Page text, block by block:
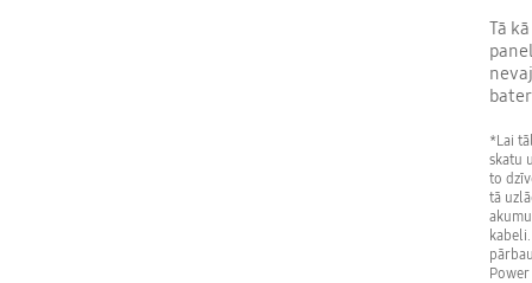
Tā
*Lai
skatu
to
tā